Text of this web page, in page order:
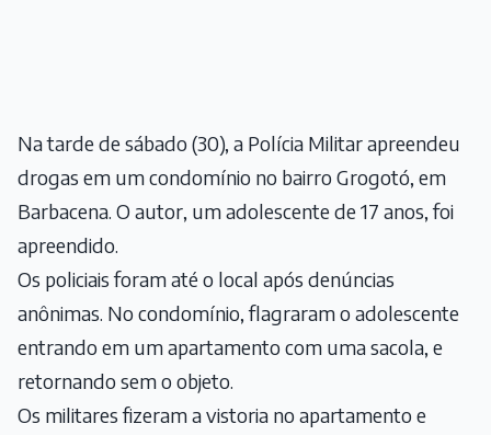
Na tarde de sábado (30), a Polícia Militar apreendeu
drogas em um condomínio no bairro Grogotó, em
Barbacena. O autor, um adolescente de 17 anos, foi
apreendido.
Os policiais foram até o local após denúncias
anônimas. No condomínio, flagraram o adolescente
entrando em um apartamento com uma sacola, e
retornando sem o objeto.
Os militares fizeram a vistoria no apartamento e